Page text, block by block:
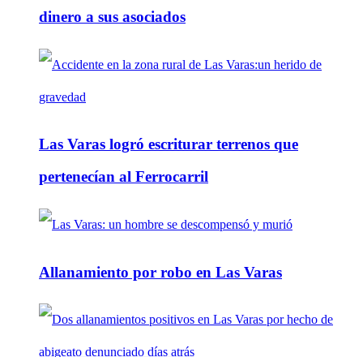
dinero a sus asociados
Las Varas logró escriturar terrenos que
pertenecían al Ferrocarril
Allanamiento por robo en Las Varas